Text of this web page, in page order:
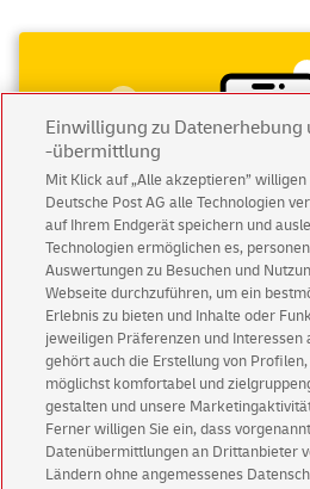
Abonnieren Sie
Immer informiert über
Aktionen - jetzt mit Vorteil
Privatkundensichern sich
Einwilligung zu Datenerhebung
-übermittlung
Mit Klick auf „Alle akzeptieren” willigen
Deutsche Post AG alle Technologien
auf Ihrem Endgerät speichern und
Technologien ermöglichen es,
Auswertungen zu Besuchen und
Webseite durchzuführen, um ein
Erlebnis zu bieten und Inhalte oder
jeweiligen Präferenzen und Interessen
gehört auch die Erstellung von
möglichst komfortabel und
gestalten und unsere
Ferner willigen Sie ein, dass
Datenübermittlungen an Drittanbieter
Ländern ohne angemessenes